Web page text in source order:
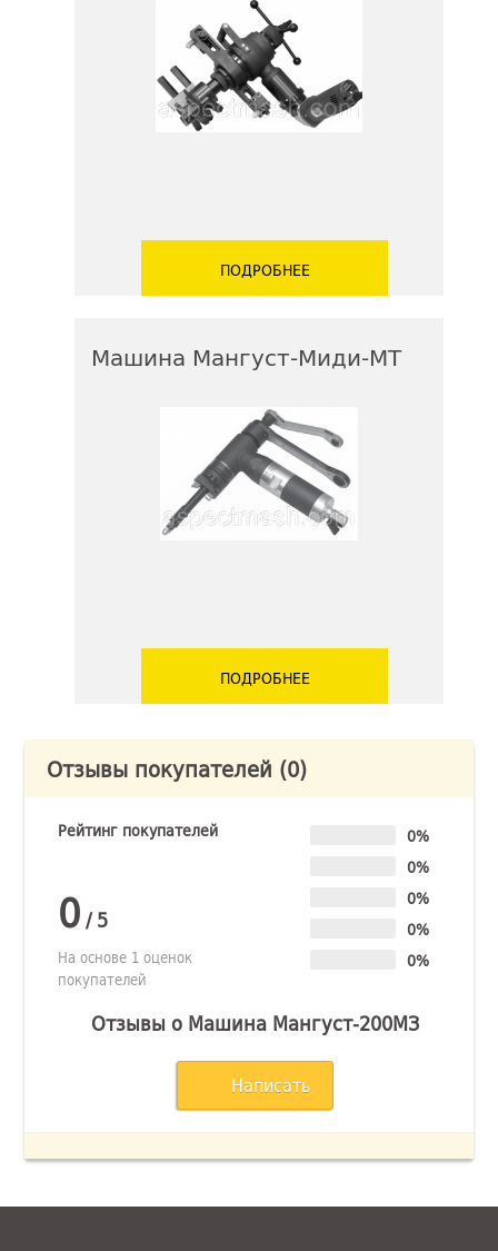
ПОДРОБНЕЕ
Машина Мангуст-Миди-МТ
ПОДРОБНЕЕ
Отзывы покупателей (0)
Рейтинг покупателей
0/5
На основе 1 оценок
покупателей
0%
0%
0%
0%
0%
Отзывы о Машина Мангуст-200МЗ
Написать